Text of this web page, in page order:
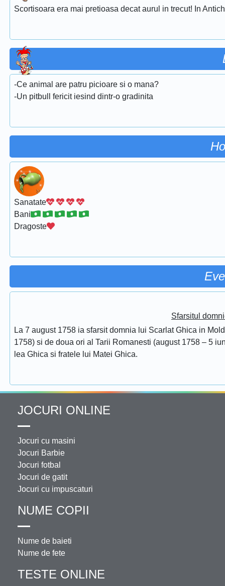
Scortisoara era mai pretioasa decat aurul in trecut! In
-Ce animal are patru picioare si o mana?
-Un pitbull fericit iesind dintr-o gradinita
Sanatate
Bani
Dragoste
Sfarsitul
La 7 august 1758 ia sfarsit domnia lui Scarlat Ghica in
1758) si de doua ori al Tarii Romanesti (august 1758 – 5
lea Ghica si fratele lui Matei Ghica.
JOCURI ONLINE
Jocuri cu masini
Jocuri Barbie
Jocuri fotbal
Jocuri de gatit
Jocuri cu impuscaturi
NUME COPII
Nume de baieti
Nume de fete
TESTE ONLINE